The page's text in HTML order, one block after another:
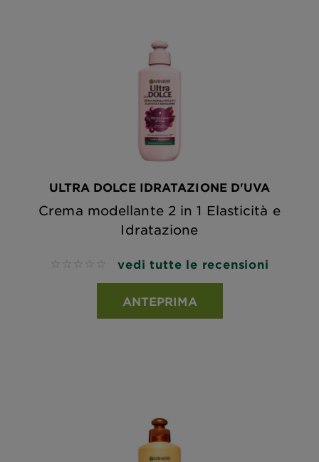
ULTRA DOLCE IDRATAZIONE D'UVA
Crema modellante 2 in 1 Elasticità e
Idratazione
No reviews vedi tutte le recensioni
ANTEPRIMA